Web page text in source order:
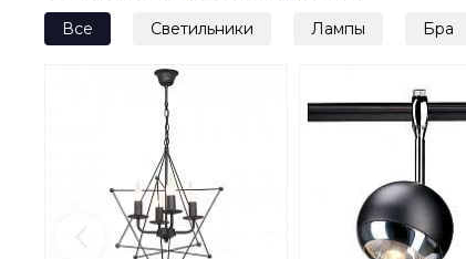
Все Светильники Лампы Бра